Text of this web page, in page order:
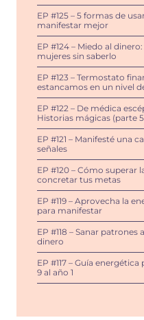
EP #125 – 5 formas de
manifestar mejor
EP #124 – Miedo al
mujeres sin saberlo
EP #123 – Termostato
estancamos en un nivel
EP #122 – De médica
Historias mágicas (parte
EP #121 – Manifesté una
señales
EP #120 – Cómo superar
concretar tus metas
EP #119 – Aprovecha la
para manifestar
EP #118 – Sanar
dinero
EP #117 – Guía
9 al año 1